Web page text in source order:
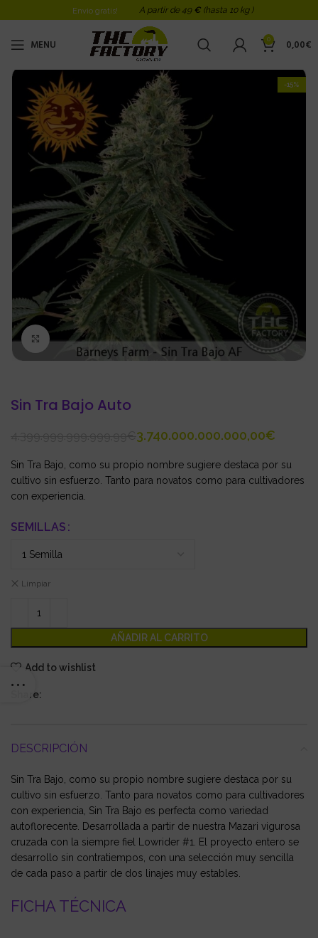
Envio gratis! A partir de 49 € (hasta 10 kg )
MENU 0 0,00€
-15%
Click to enlarge
Sin Tra Bajo Auto
3.740.000.000.000,00€
Sin Tra Bajo, como su propio nombre sugiere destaca por su
cultivo sin esfuerzo. Tanto para novatos como para cultivadores
con experiencia.
SEMILLAS
Limpiar
AÑADIR AL CARRITO
Add to wishlist
Share:
DESCRIPCIÓN
Sin Tra Bajo, como su propio nombre sugiere destaca por su
cultivo sin esfuerzo. Tanto para novatos como para cultivadores
con experiencia, Sin Tra Bajo es perfecta como variedad
autoflorecente. Desarrollada a partir de nuestra Mazari vigurosa
cruzada con la siempre fiel Lowrider #1. El proyecto entero se
desarrollo sin contratiempos, con una selección muy sencilla
de cada paso a partir de dos linajes muy estables.
FICHA TÉCNICA